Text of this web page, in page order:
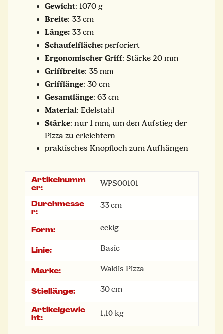
Gewicht: 1070 g
Breite: 33 cm
Länge: 33 cm
Schaufelfläche: perforiert
Ergonomischer Griff: Stärke 20 mm
Griffbreite: 35 mm
Grifflänge: 30 cm
Gesamtlänge: 63 cm
Material: Edelstahl
Stärke: nur 1 mm, um den Aufstieg der
Pizza zu erleichtern
praktisches Knopfloch zum Aufhängen
Produkteigenschaft
Wert
Artikelnumm
er:
WPS00101
Durchmesse
r:
33 cm
Form: eckig
Linie: Basic
Marke: Waldis Pizza
Stiellänge: 30 cm
Artikelgewic
ht:
1,10 kg